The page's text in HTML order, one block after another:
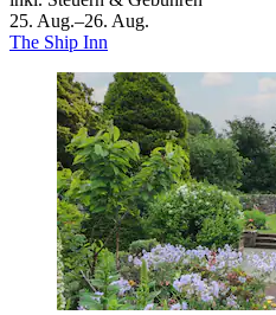
25. Aug.–26. Aug.
The Ship Inn